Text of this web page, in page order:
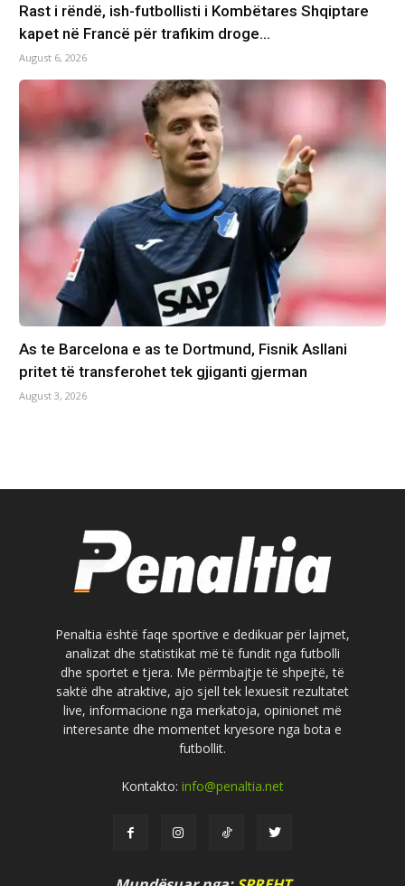
Rast i rëndë, ish-futbollisti i Kombëtares Shqiptare
kapet në Francë për trafikim droge…
August 6, 2026
As te Barcelona e as te Dortmund, Fisnik Asllani
pritet të transferohet tek gjiganti gjerman
August 3, 2026
Penaltia është faqe sportive e dedikuar për lajmet,
analizat dhe statistikat më të fundit nga futbolli
dhe sportet e tjera. Me përmbajtje të shpejtë, të
saktë dhe atraktive, ajo sjell tek lexuesit rezultatet
live, informacione nga merkatoja, opinionet më
interesante dhe momentet kryesore nga bota e
futbollit.
Kontakto: info@penaltia.net